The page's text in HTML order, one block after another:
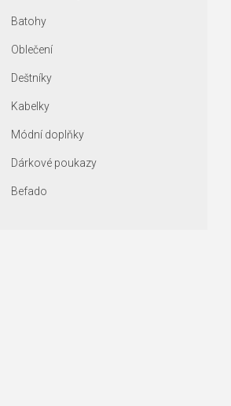
Batohy
Oblečení
Deštníky
Kabelky
Módní doplňky
Dárkové poukazy
Befado